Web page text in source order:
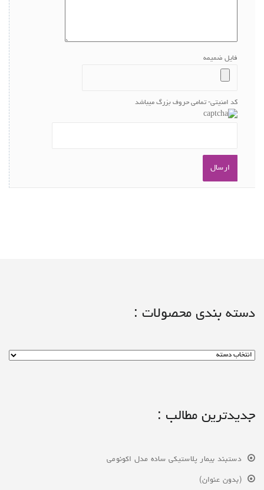
فایل ضمیمه
کد امنیتی- تمامی حروف بزرگ میباشد
دسته بندی محصولات :
جدیدترین مطالب :
دستبند بیمار پلاستیکی ساده مدل اکونومی
(بدون عنوان)